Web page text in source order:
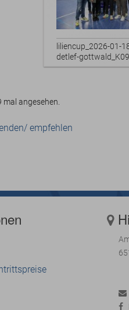
liliencup_2026-01-
detlef-
mal angesehen.
empfehlen